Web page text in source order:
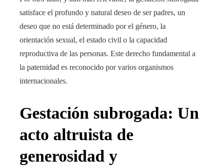
satisface el profundo y natural deseo de ser padres, un
deseo que no está determinado por el género, la
orientación sexual, el estado civil o la capacidad
reproductiva de las personas. Este derecho fundamental a
la paternidad es reconocido por varios organismos
internacionales.
Gestación subrogada: Un
acto altruista de
generosidad y